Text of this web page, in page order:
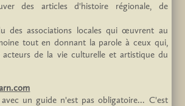
des articles d'histoire régionale, de
des associations locales qui œuvrent au
tout en donnant la parole à ceux qui,
de la vie culturelle et artistique du
un guide n'est pas obligatoire... C'est